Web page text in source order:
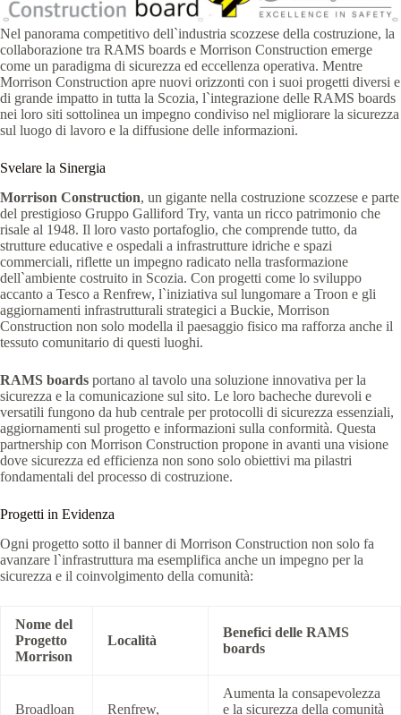
Nel panorama competitivo dell`industria scozzese della costruzione, la
collaborazione tra RAMS boards e Morrison Construction emerge
come un paradigma di sicurezza ed eccellenza operativa. Mentre
Morrison Construction apre nuovi orizzonti con i suoi progetti diversi e
di grande impatto in tutta la Scozia, l`integrazione delle RAMS boards
nei loro siti sottolinea un impegno condiviso nel migliorare la sicurezza
sul luogo di lavoro e la diffusione delle informazioni.
Svelare la Sinergia
Morrison Construction, un gigante nella costruzione scozzese e parte
del prestigioso Gruppo Galliford Try, vanta un ricco patrimonio che
risale al 1948. Il loro vasto portafoglio, che comprende tutto, da
strutture educative e ospedali a infrastrutture idriche e spazi
commerciali, riflette un impegno radicato nella trasformazione
dell`ambiente costruito in Scozia. Con progetti come lo sviluppo
accanto a Tesco a Renfrew, l`iniziativa sul lungomare a Troon e gli
aggiornamenti infrastrutturali strategici a Buckie, Morrison
Construction non solo modella il paesaggio fisico ma rafforza anche il
tessuto comunitario di questi luoghi.
RAMS boards portano al tavolo una soluzione innovativa per la
sicurezza e la comunicazione sul sito. Le loro bacheche durevoli e
versatili fungono da hub centrale per protocolli di sicurezza essenziali,
aggiornamenti sul progetto e informazioni sulla conformità. Questa
partnership con Morrison Construction propone in avanti una visione
dove sicurezza ed efficienza non sono solo obiettivi ma pilastri
fondamentali del processo di costruzione.
Progetti in Evidenza
Ogni progetto sotto il banner di Morrison Construction non solo fa
avanzare l`infrastruttura ma esemplifica anche un impegno per la
sicurezza e il coinvolgimento della comunità:
Nome del
Progetto
Morrison
Località
Benefici delle RAMS
boards
Broadloan
Renfrew,
Aumenta la consapevolezza
e la sicurezza della comunità